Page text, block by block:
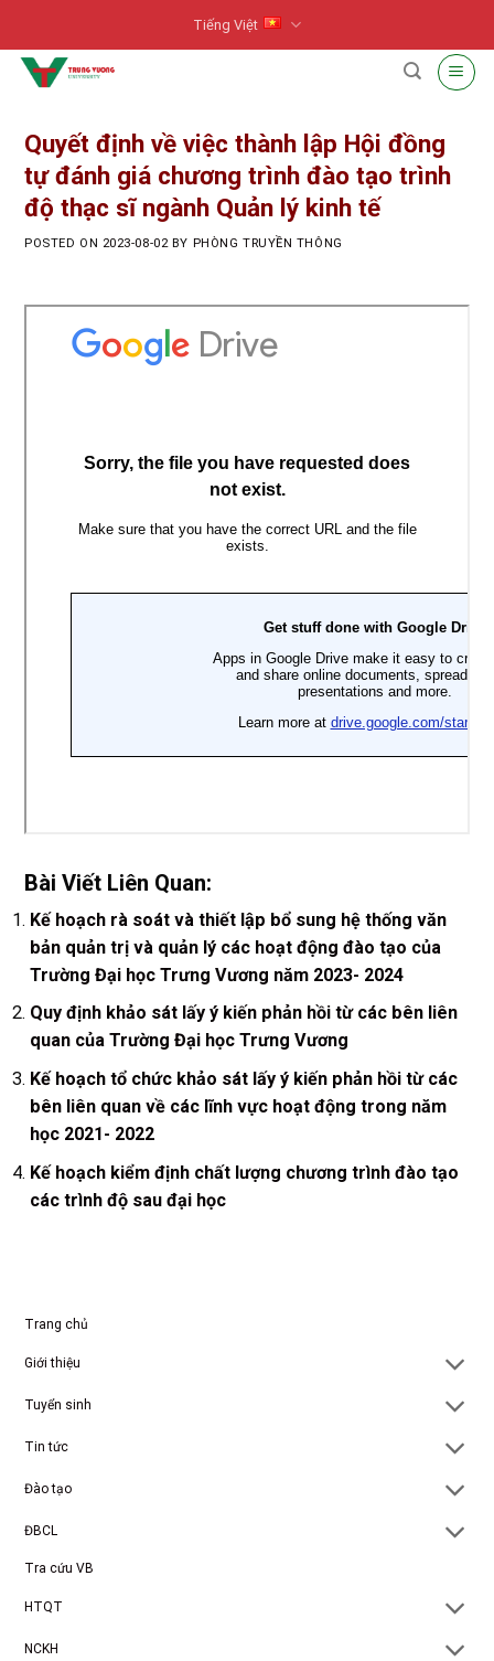
content
Tiếng Việt
Quyết định về việc thành lập Hội đồng
tự đánh giá chương trình đào tạo trình
độ thạc sĩ ngành Quản lý kinh tế
POSTED ON 2023-08-02BY PHÒNG TRUYỀN THÔNG
Bài Viết Liên Quan:
Kế hoạch rà soát và thiết lập bổ sung hệ thống văn
bản quản trị và quản lý các hoạt động đào tạo của
Trường Đại học Trưng Vương năm 2023- 2024
Quy định khảo sát lấy ý kiến phản hồi từ các bên liên
quan của Trường Đại học Trưng Vương
Kế hoạch tổ chức khảo sát lấy ý kiến phản hồi từ các
bên liên quan về các lĩnh vực hoạt động trong năm
học 2021- 2022
Kế hoạch kiểm định chất lượng chương trình đào tạo
các trình độ sau đại học
Trang chủ
Giới thiệu
Tuyển sinh
Tin tức
Đào tạo
ĐBCL
Tra cứu VB
HTQT
NCKH